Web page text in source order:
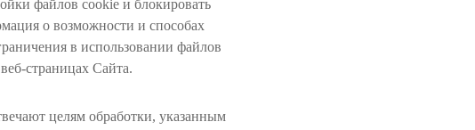
файлов cookie и блокировать
о возможности и способах
в использовании файлов
страницах Сайта.
целям обработки, указанным